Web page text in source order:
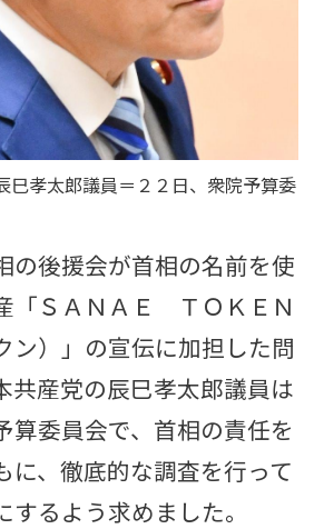
巳孝太郎議員＝２２日、衆院予算委
の後援会が首相の名前を使
「ＳＡＮＡＥ ＴＯＫＥＮ
ン）」の宣伝に加担した問
共産党の辰巳孝太郎議員は
算委員会で、首相の責任を
に、徹底的な調査を行って
るよう求めました。